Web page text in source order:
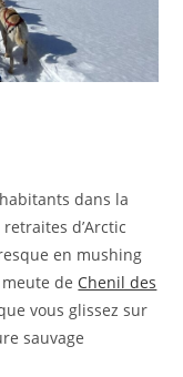
dans la
d’Arctic
en mushing
de Chenil des
vous glissez sur
sauvage